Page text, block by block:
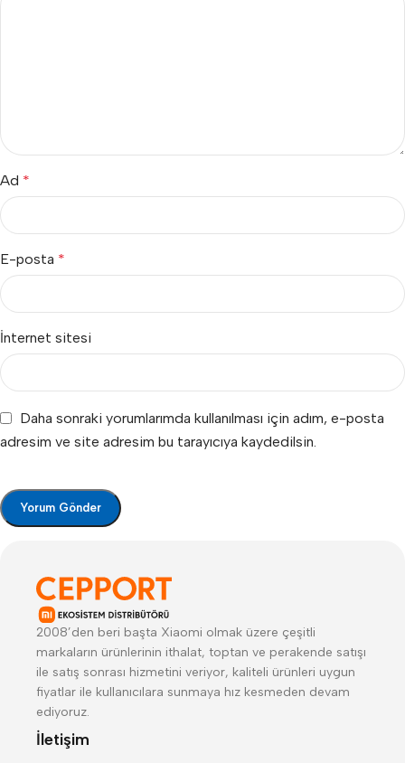
Ad *
E-posta *
İnternet sitesi
Daha sonraki yorumlarımda kullanılması için adım, e-posta
adresim ve site adresim bu tarayıcıya kaydedilsin.
2008’den beri başta Xiaomi olmak üzere çeşitli
markaların ürünlerinin ithalat, toptan ve perakende satışı
ile satış sonrası hizmetini veriyor, kaliteli ürünleri uygun
fiyatlar ile kullanıcılara sunmaya hız kesmeden devam
ediyoruz.
İletişim